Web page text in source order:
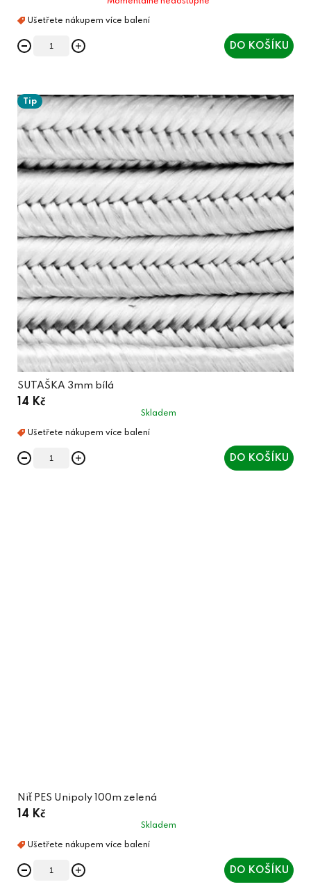
DO KOŠÍKU
Tip
SUTAŠKA 3mm bílá
14 Kč
Skladem
DO KOŠÍKU
Niť PES Unipoly 100m zelená
14 Kč
Skladem
DO KOŠÍKU